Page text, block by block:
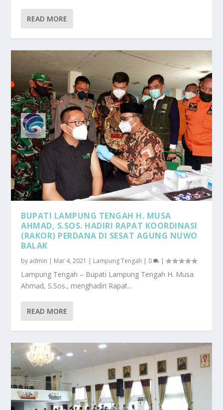
READ MORE
BUPATI LAMPUNG TENGAH H. MUSA
AHMAD, S.SOS. HADIRI RAPAT KOORDINASI
(RAKOR) PERDANA DI SESAT AGUNG NUWO
BALAK
by admin | Mar 4, 2021 | Lampung Tengah | 0 |
Lampung Tengah – Bupati Lampung Tengah H. Musa
Ahmad, S.Sos., menghadiri Rapat...
READ MORE